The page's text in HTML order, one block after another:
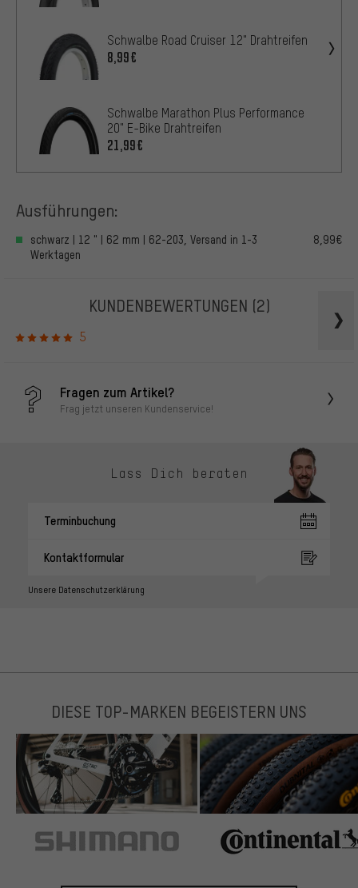
Schwalbe Road Cruiser 12" Drahtreifen
8,99€
Schwalbe Marathon Plus Performance
20" E-Bike Drahtreifen
21,99€
Ausführungen:
schwarz | 12 " | 62 mm | 62-203, Versand in 1-3
Werktagen
8,99€
KUNDENBEWERTUNGEN (2)
5
Fragen zum Artikel?
Frag jetzt unseren Kundenservice!
Lass Dich beraten
Terminbuchung
Kontaktformular
Unsere Datenschutzerklärung
DIESE TOP-MARKEN BEGEISTERN UNS